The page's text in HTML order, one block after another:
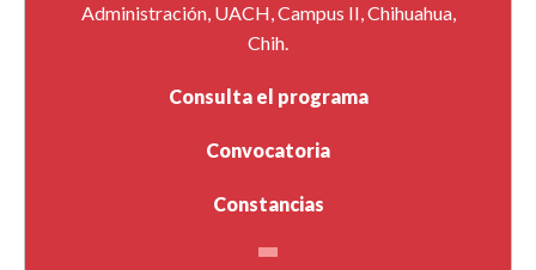
Administración, UACH, Campus II, Chihuahua,
Chih.
Consulta el programa
Convocatoria
Constancias